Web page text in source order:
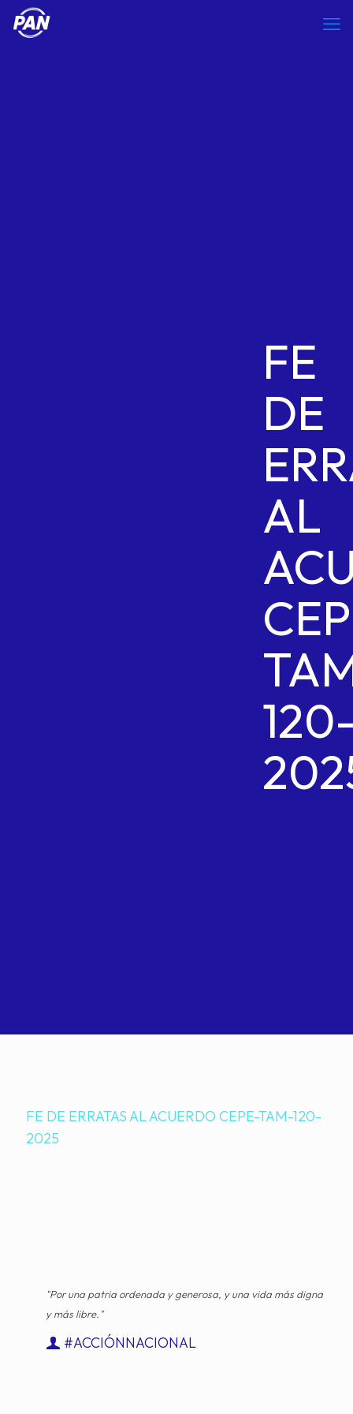
FE
DE
AL
FE DE ERRATAS AL ACUERDO CEPE-TAM-120-
2025
"Por una patria ordenada y generosa, y una vida más digna
y más libre."
#ACCIÓNNACIONAL